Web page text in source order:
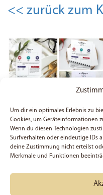
Um dir ein optimales Erlebnis zu
Cookies, um Geräteinformationen
Wenn du diesen Technologien
Surfverhalten oder eindeutige IDs
deine Zustimmung nicht erteilst
Merkmale und Funktionen
<< zurück zum
Biblestudy-Card –